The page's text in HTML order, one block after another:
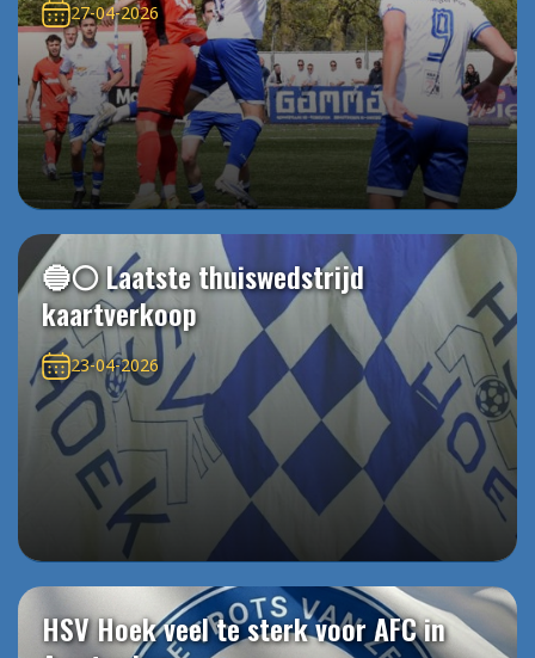
27-04-2026
🔵⚪️ Laatste thuiswedstrijd
kaartverkoop
23-04-2026
HSV Hoek veel te sterk voor AFC in